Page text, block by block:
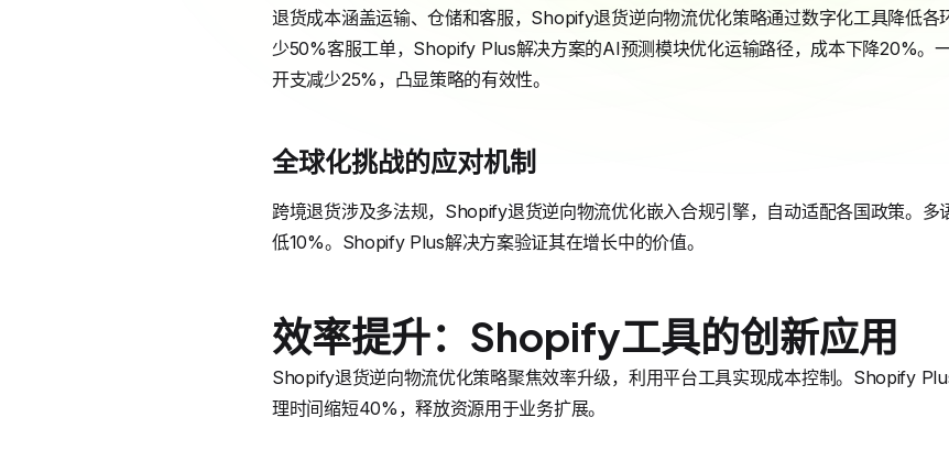
退货成本涵盖运输、仓储和客服，Shopify退货逆向物流优化策略通过数字化工具降低各
少50%客服工单，Shopify Plus解决方案的AI预测模块优化运输路径，成本下降20%。
开支减少25%，凸显策略的有效性。
全球化挑战的应对机制
跨境退货涉及多法规，Shopify退货逆向物流优化嵌入合规引擎，自动适配各国政策。多
低10%。Shopify Plus解决方案验证其在增长中的价值。
效率提升：Shopify工具的创新应用
Shopify退货逆向物流优化策略聚焦效率升级，利用平台工具实现成本控制。Shopify
理时间缩短40%，释放资源用于业务扩展。